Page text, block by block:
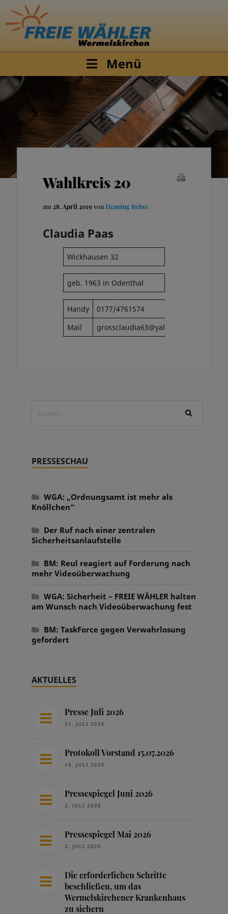
Menü
Wahlkreis 20
am 28. April 2019 von Henning Rehse
Claudia Paas
Wickhausen 32
geb. 1963 in Odenthal
Handy
0177/4761574
Mail
grossclaudia63@yahoo.de
PRESSESCHAU
WGA: „Ordnungsamt ist mehr als
Knöllchen“
Der Ruf nach einer zentralen
Sicherheitsanlaufstelle
BM: Reul reagiert auf Forderung nach
mehr Videoüberwachung
WGA: Sicherheit – FREIE WÄHLER halten
am Wunsch nach Videoüberwachung fest
BM: TaskForce gegen Verwahrlosung
gefordert
AKTUELLES
Presse Juli 2026
31. JULI 2026
Protokoll Vorstand 15.07.2026
16. JULI 2026
Pressespiegel Juni 2026
2. JULI 2026
Pressespiegel Mai 2026
2. JULI 2026
Die erforderlichen Schritte
beschließen, um das
Wermelskirchener Krankenhaus
zu sichern